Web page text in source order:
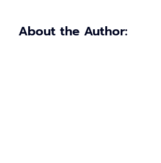
About the Author: